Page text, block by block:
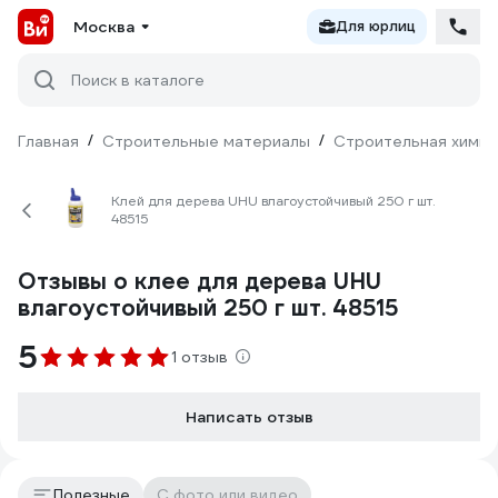
Москва Для юрлиц
Поиск в каталоге
Главная / Строительные материалы / Строительная химия
Клей для дерева UHU влагоустойчивый 250 г шт.
48515
Отзывы о клее для дерева UHU
влагоустойчивый 250 г шт. 48515
5 1 отзыв
Написать отзыв